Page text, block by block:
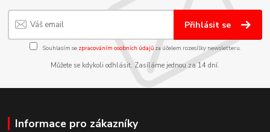
Přihlásit se
Souhlasím se zpracováním osobních údajůza účelem rozesílky newsletteru.
Můžete se kdykoli odhlásit. Zasíláme jednou za 14 dní.
Informace pro zákazníky